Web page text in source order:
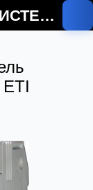
СУЧАСНІ ЕЛЕКТРОСИСТЕМИ